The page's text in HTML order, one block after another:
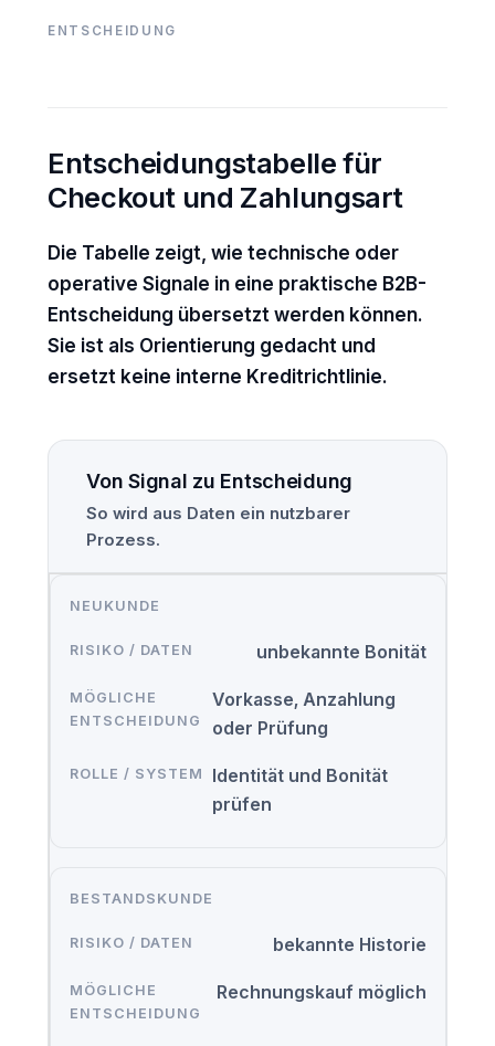
ENTSCHEIDUNG
Entscheidungstabelle für
Checkout und Zahlungsart
Die Tabelle zeigt, wie technische oder
operative Signale in eine praktische B2B-
Entscheidung übersetzt werden können.
Sie ist als Orientierung gedacht und
ersetzt keine interne Kreditrichtlinie.
Von Signal zu Entscheidung
So wird aus Daten ein nutzbarer
Prozess.
NEUKUNDE
unbekannte Bonität
Vorkasse, Anzahlung
oder Prüfung
Identität und Bonität
prüfen
BESTANDSKUNDE
bekannte Historie
Rechnungskauf möglich